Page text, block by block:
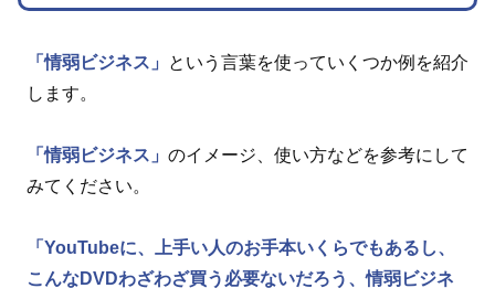
「情弱ビジネス」
という言葉を使っていくつか例を紹介
します。
「情弱ビジネス」 のイメージ、使い方などを参考にして
みてください。
「YouTubeに、上手い人のお手本いくらでもあるし、
こんなDVDわざわざ買う必要ないだろう、情弱ビジネ